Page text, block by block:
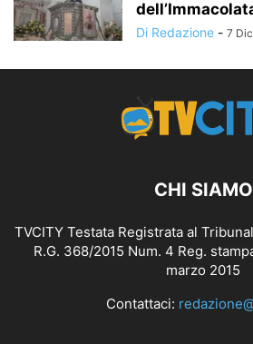
Di Redazione - 7
CHI SIAMO
TVCITY Testata Registrata al
R.G. 368/2015 Num. 4 Reg.
marzo 2015
Contattaci: